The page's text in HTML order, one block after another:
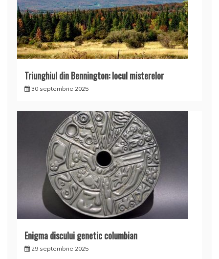
Triunghiul din Bennington: locul misterelor
30 septembrie 2025
Enigma discului genetic columbian
29 septembrie 2025